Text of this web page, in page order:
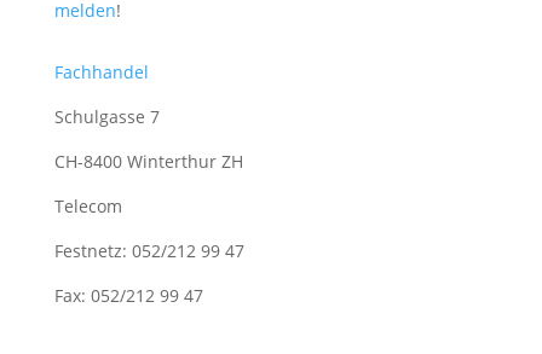
melden!
Fachhandel
Schulgasse 7
CH-8400 Winterthur ZH
Telecom
Festnetz: 052/212 99 47
Fax: 052/212 99 47